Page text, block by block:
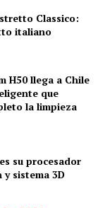
Classico:
italiano
H50 llega a Chile
que
la limpieza
su procesador
sistema 3D